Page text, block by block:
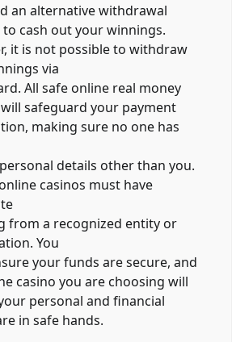
an alternative withdrawal
cash out your winnings.
it is not possible to withdraw
via
All safe online real money
safeguard your payment
making sure no one has
details other than you.
casinos must have
from a recognized entity or
You
your funds are secure, and
casino you are choosing will
personal and financial
in safe hands.